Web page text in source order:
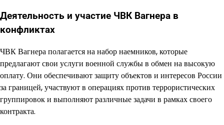
Деятельность и участие ЧВК Вагнера в
конфликтах
ЧВК Вагнера полагается на набор наемников, которые
предлагают свои услуги военной службы в обмен на высокую
оплату. Они обеспечивают защиту объектов и интересов России
за границей, участвуют в операциях против террористических
группировок и выполняют различные задачи в рамках своего
контракта.